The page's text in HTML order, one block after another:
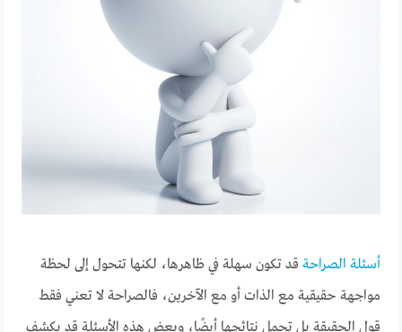
أسئلة الصراحة قد تكون سهلة في ظاهرها، لكنها تتحول إلى لحظة
مواجهة حقيقية مع الذات أو مع الآخرين، فالصراحة لا تعني فقط
قول الحقيقة بل تحمل نتائجها أيضًا، وبعض هذه الأسئلة قد يكشف